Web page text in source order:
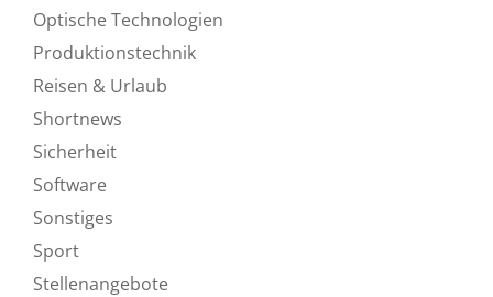
Optische Technologien
Produktionstechnik
Reisen & Urlaub
Shortnews
Sicherheit
Software
Sonstiges
Sport
Stellenangebote